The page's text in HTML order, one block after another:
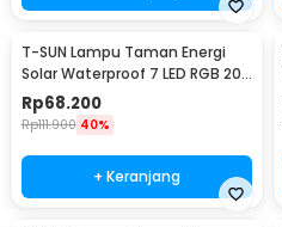
T-SUN Lampu Taman Energi
Solar Waterproof 7 LED RGB 200
Lumens 1.6W - TS-G0102
Rp68.200
Rp111.900 40%
+ Keranjang